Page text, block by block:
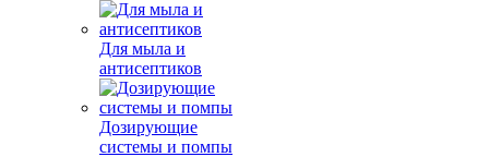
Для мыла и
антисептиков
Дозирующие
системы и помпы